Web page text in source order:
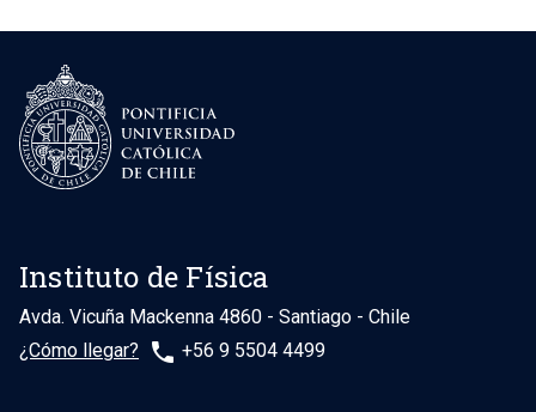
Instituto de Física
Avda. Vicuña Mackenna 4860 - Santiago - Chile
¿Cómo llegar?
phone +56 9 5504 4499